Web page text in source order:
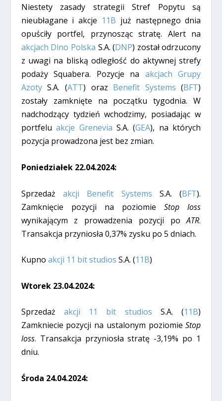
Niestety zasady strategii Stref Popytu są
nieubłagane i akcje 11B już następnego dnia
opuściły portfel, przynosząc stratę. Alert na
akcjach Dino Polska S.A. (DNP) został odrzucony
z uwagi na bliską odległość do aktywnej strefy
podaży Squabera. Pozycje na akcjach Grupy
AzotyS.A. (ATT) oraz Benefit Systems (BFT)
zostały zamknięte na początku tygodnia. W
nadchodzący tydzień wchodzimy, posiadając w
portfeluakcje Grenevia S.A. (GEA), na których
pozycja prowadzona jest bez zmian.
Poniedziałek 22.04.2024:
Sprzedaż akcji Benefit Systems S.A. (BFT).
Zamknięcie pozycji na poziomieStop loss
wynikającym z prowadzenia pozycji poATR.
Transakcja przyniosła 0,37% zysku po 5 dniach.
Kupno akcji 11 bit studios S.A. (11B)
Wtorek 23.04.2024:
Sprzedaż akcji 11 bit studios S.A. (11B)
Zamkniecie pozycji na ustalonym poziomieStop
loss. Transakcja przyniosła stratę -3,19% po 1
dniu.
Środa 24.04.2024: